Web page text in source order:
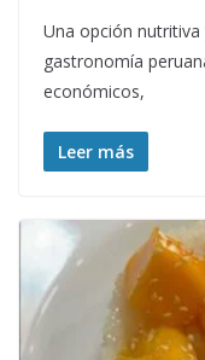
Una opción
gastronomía
económicos,
Leer más